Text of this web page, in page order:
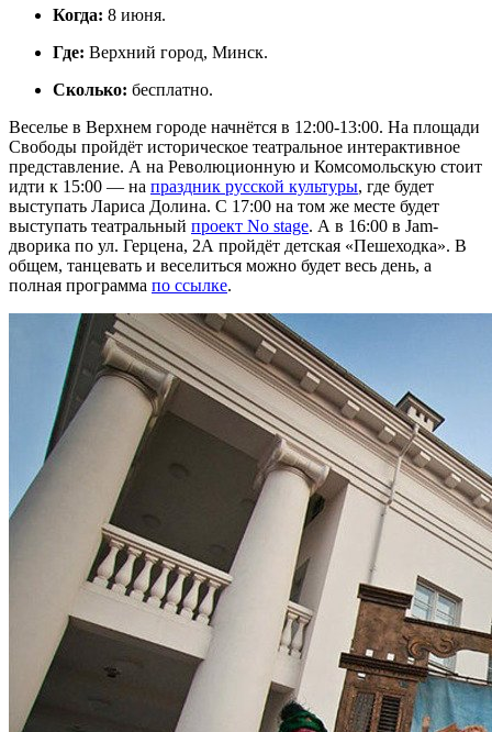
Когда: 8 июня.
Где: Верхний город, Минск.
Сколько: бесплатно.
Веселье в Верхнем городе начнётся в 12:00-13:00. На площади
Свободы пройдёт историческое театральное интерактивное
представление. А на Революционную и Комсомольскую стоит
идти к 15:00 — на праздник русской культуры, где будет
выступать Лариса Долина. С 17:00 на том же месте будет
выступать театральный проект No stage. А в 16:00 в Jam-
дворика по ул. Герцена, 2А пройдёт детская «Пешеходка». В
общем, танцевать и веселиться можно будет весь день, а
полная программа по ссылке.